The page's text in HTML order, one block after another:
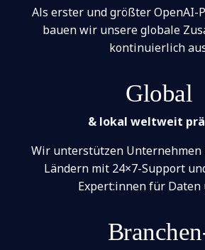
Als erster und größter OpenAI-
bauen wir unsere globale
kontinuierlich
Global
& lokal weltweit
Wir unterstützen Unternehmen
Ländern mit 24×7-Support
Expert:innen für Daten